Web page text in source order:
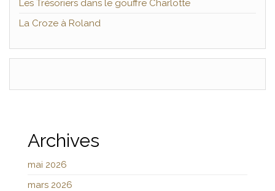
Les Trésoriers dans le gouffre Charlotte
La Croze à Roland
Archives
mai 2026
mars 2026